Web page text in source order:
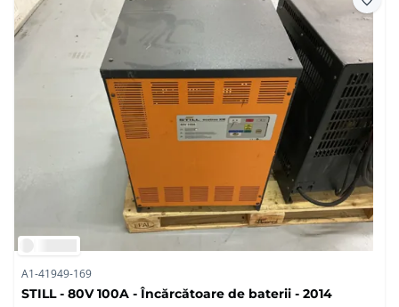
A1-41949-169
STILL - 80V 100A - Încărcătoare de baterii - 2014